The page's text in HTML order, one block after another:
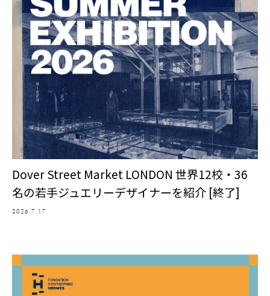
Dover Street Market LONDON 世界12校・36
名の若手ジュエリーデザイナーを紹介 [終了]
2026.7.17